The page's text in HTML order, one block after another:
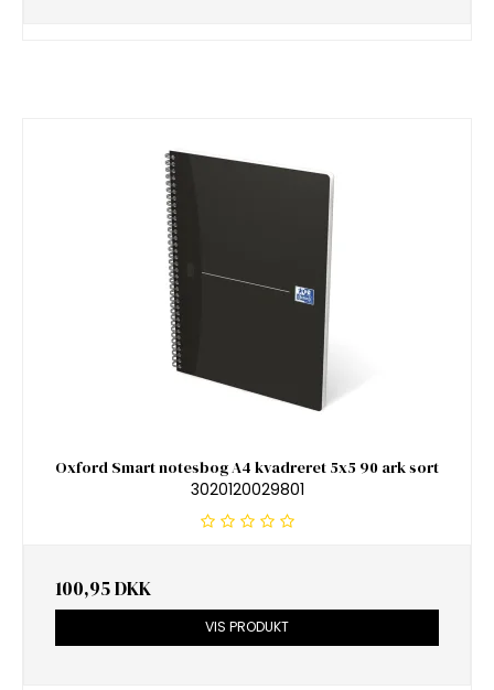
Oxford Smart notesbog A4 kvadreret 5x5 90 ark sort
3020120029801
100,95 DKK
VIS PRODUKT